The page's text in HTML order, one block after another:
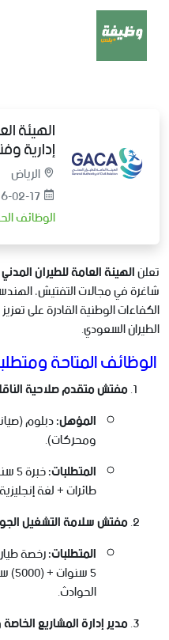
الهيئة
إدارية
الرياض
02-17
الوظائف
تعلنالهيئة العامة للطيران المدني
شاغرة في مجالات التفتيش،
الكفاءات الوطنية القادرة على
الطيران السعودي.
الوظائف المتاحة
مفتش متقدم صلاحية
المؤهل:دبلوم
ومحركات).
المتطلبات:
طائرات + لغة
مفتش سلامة التشغيل
المتطلبات:
5
الحوادث.
مدير إدارة المشاريع